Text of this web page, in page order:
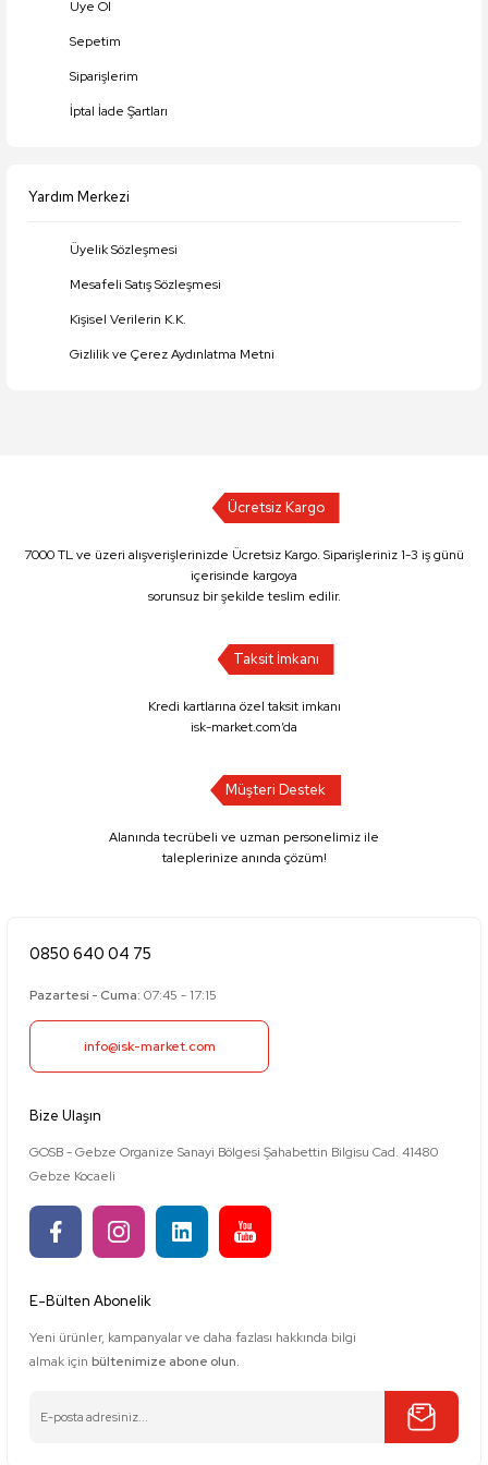
Üye Ol
Sepetim
Siparişlerim
İptal İade Şartları
Yardım Merkezi
Üyelik Sözleşmesi
Mesafeli Satış Sözleşmesi
Kişisel Verilerin K.K.
Gizlilik ve Çerez Aydınlatma Metni
Ücretsiz Kargo
7000 TL ve üzeri alışverişlerinizde Ücretsiz Kargo. Siparişleriniz 1-3 iş günü
içerisinde kargoya
sorunsuz bir şekilde teslim edilir.
Taksit İmkanı
Kredi kartlarına özel taksit imkanı
isk-market.com’da
Müşteri Destek
Alanında tecrübeli ve uzman personelimiz ile
taleplerinize anında çözüm!
0850 640 04 75
Pazartesi - Cuma: 07:45 - 17:15
info@isk-market.com
Bize Ulaşın
GOSB - Gebze Organize Sanayi Bölgesi Şahabettin Bilgisu Cad. 41480
Gebze Kocaeli
E-Bülten Abonelik
Yeni ürünler, kampanyalar ve daha fazlası hakkında bilgi
almak için bültenimize abone olun.